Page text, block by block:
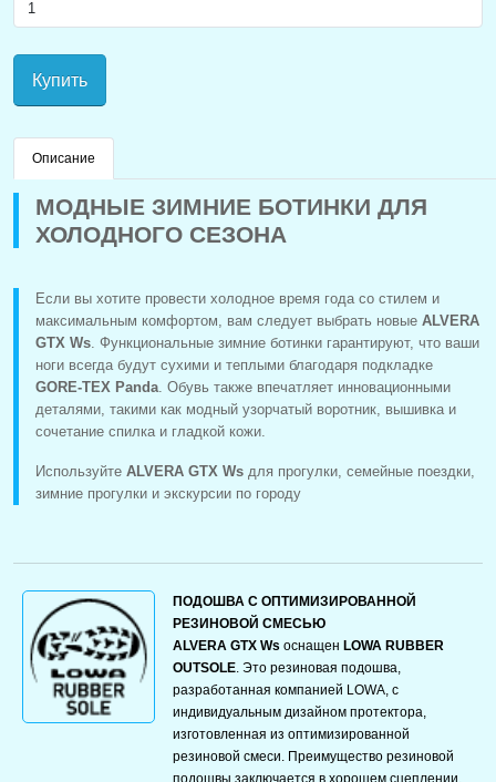
Купить
Описание
МОДНЫЕ ЗИМНИЕ БОТИНКИ ДЛЯ
ХОЛОДНОГО СЕЗОНА
Если вы хотите провести холодное время года со стилем и
максимальным комфортом, вам следует выбрать новые ALVERA
GTX Ws. Функциональные зимние ботинки гарантируют, что ваши
ноги всегда будут сухими и теплыми благодаря подкладке
GORE-TEX Panda. Обувь также впечатляет инновационными
деталями, такими как модный узорчатый воротник, вышивка и
сочетание спилка и гладкой кожи.
Используйте ALVERA GTX Ws для прогулки, семейные поездки,
зимние прогулки и экскурсии по городу
ПОДОШВА С ОПТИМИЗИРОВАННОЙ
РЕЗИНОВОЙ СМЕСЬЮ
ALVERA GTX Ws оснащен LOWA RUBBER
OUTSOLE. Это резиновая подошва,
разработанная компанией LOWA, с
индивидуальным дизайном протектора,
изготовленная из оптимизированной
резиновой смеси. Преимущество резиновой